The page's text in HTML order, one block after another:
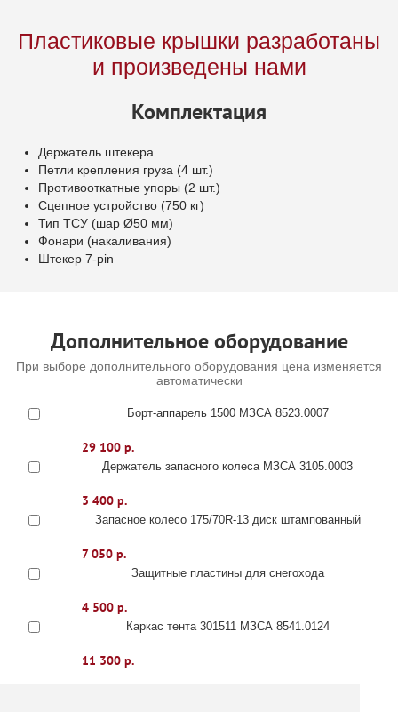
Пластиковые крышки разработаны
и произведены нами
Комплектация
Держатель штекера
Петли крепления груза (4 шт.)
Противооткатные упоры (2 шт.)
Сцепное устройство (750 кг)
Тип ТСУ (шар Ø50 мм)
Фонари (накаливания)
Штекер 7-pin
Дополнительное оборудование
При выборе дополнительного оборудования цена изменяется
автоматически
Борт-аппарель 1500 МЗСА 8523.0007
29 100 р.
Держатель запасного колеса МЗСА 3105.0003
3 400 р.
Запасное колесо 175/70R-13 диск штампованный
7 050 р.
Защитные пластины для снегохода
4 500 р.
Каркас тента 301511 МЗСА 8541.0124
11 300 р.